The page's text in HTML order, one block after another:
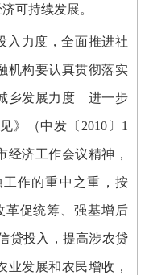
可持续发展。
入力度，全面推进社
机构要认真贯彻落实
乡发展力度 进一步
》（中发〔2010〕1
经济工作会议精神，
作的重中之重，按
革促统筹、强基增后
贷投入，提高涉农贷
业发展和农民增收，